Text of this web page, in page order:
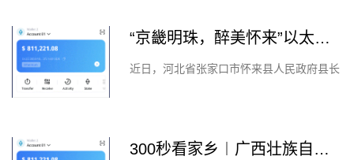
“京畿明珠，醉美怀来”以太坊钱包 怀来县表态《300秒看家乡》
近日，河北省张家口市怀来县人民政府县长
300秒看家乡︱广西壮族自治区ETH钱包百色市西林县：千年句町 九香西林